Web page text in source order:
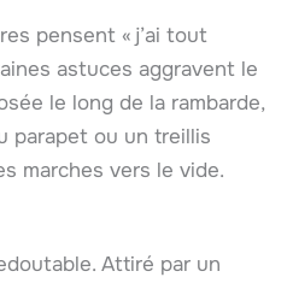
pensent « j’ai tout
astuces aggravent le
le long de la rambarde,
parapet ou un treillis
marches vers le vide.
Attiré par un